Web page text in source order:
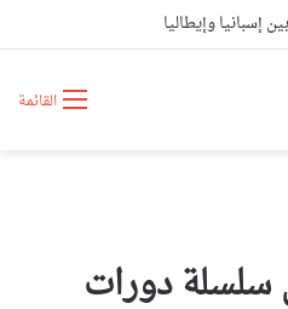
إسبانيا وإيطاليا
القائمة
سلسلة دورات